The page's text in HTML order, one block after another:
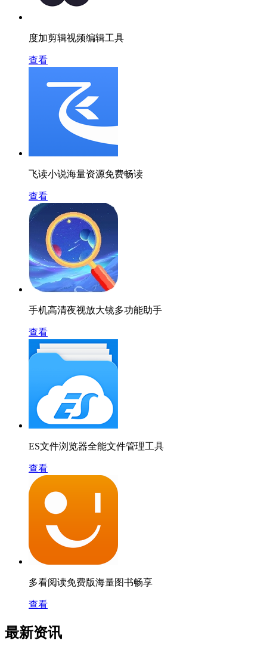
度加剪辑视频编辑工具
查看
飞读小说海量资源免费畅读
查看
手机高清夜视放大镜多功能助手
查看
ES文件浏览器全能文件管理工具
查看
多看阅读免费版海量图书畅享
查看
最新资讯